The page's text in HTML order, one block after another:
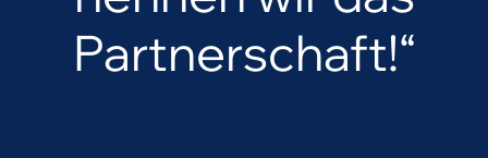
Partnerschaft!“